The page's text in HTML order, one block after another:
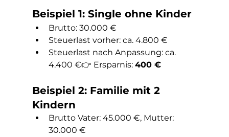
Beispiel 1: Single ohne Kinder
Brutto: 30.000 €
Steuerlast vorher: ca. 4.800 €
Steuerlast nach Anpassung: ca.
4.400 €👉 Ersparnis: 400 €
Beispiel 2: Familie mit 2
Kindern
Brutto Vater: 45.000 €, Mutter:
30.000 €